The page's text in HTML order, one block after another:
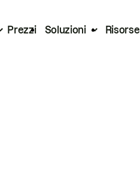
Prezzi Soluzioni Risorse